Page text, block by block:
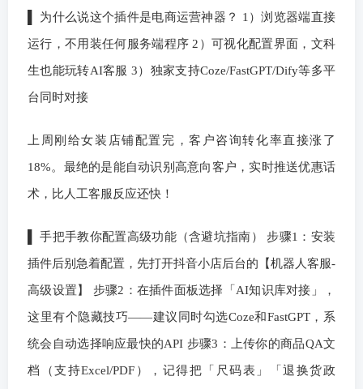
▌ 为什么说这个插件是电商运营神器？ 1）浏览器端直接
运行，不用装任何服务端程序 2）可视化配置界面，文科
生也能玩转AI客服 3）独家支持Coze/FastGPT/Dify等多平
台同时对接
上周刚给女装店铺配置完，客户咨询转化率直接涨了
18%。最绝的是能自动识别高意向客户，实时推送优惠话
术，比人工客服反应还快！
▌ 手把手教你配置高级功能（含避坑指南） 步骤1：安装
插件后别急着配置，先打开抖音小店后台的【机器人客服-
高级设置】 步骤2：在插件面板选择「AI知识库对接」，
这里有个隐藏技巧——建议同时勾选Coze和FastGPT，系
统会自动选择响应最快的API 步骤3：上传你的商品QA文
档（支持Excel/PDF），记得把「尺码表」「退换货政